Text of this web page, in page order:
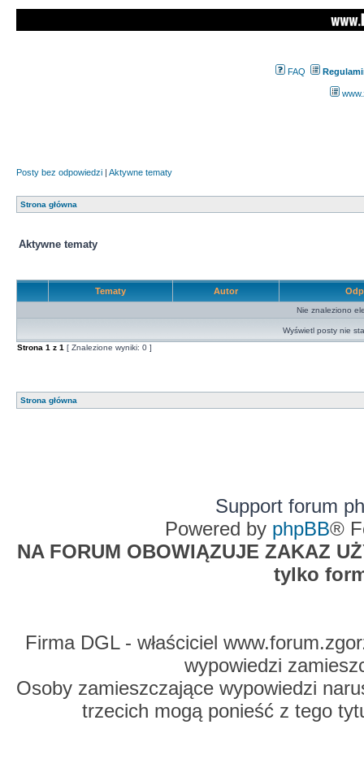
FAQ
Posty bez odpowiedzi | Aktywne tematy
Strona główna
Aktywne tematy
Tematy Autor
Nie znaleziono
Wyświetl posty nie
Strona 1 z 1 [ Znalezione wyniki: 0 ]
Strona główna
Support forum
Powered by phpBB®
NA FORUM OBOWIĄZUJE ZAKAZ
tylko
Firma DGL - właściciel
wypowiedzi
Osoby zamieszczające wypowiedzi
trzecich mogą ponieść z tego